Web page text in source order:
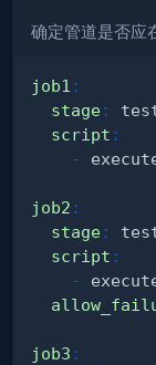
确定管道是否应
job1 :
stage:
script :
-
job2 :
stage:
script :
-
job3 :